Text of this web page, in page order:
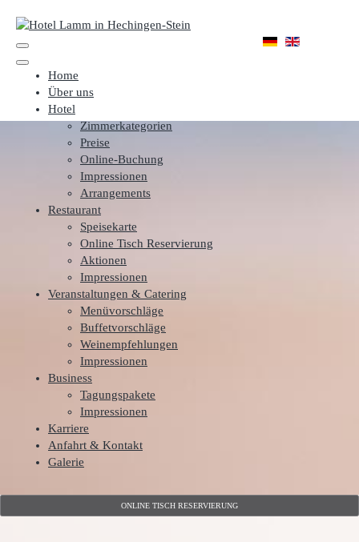
Home
Über uns
Hotel
Zimmerkategorien
Preise
Online-Buchung
Impressionen
Arrangements
Restaurant
Speisekarte
Online Tisch Reservierung
Aktionen
Impressionen
Veranstaltungen & Catering
Menüvorschläge
Buffetvorschläge
Weinempfehlungen
Impressionen
Business
Tagungspakete
Impressionen
Karriere
Anfahrt & Kontakt
Galerie
ONLINE TISCH RESERVIERUNG